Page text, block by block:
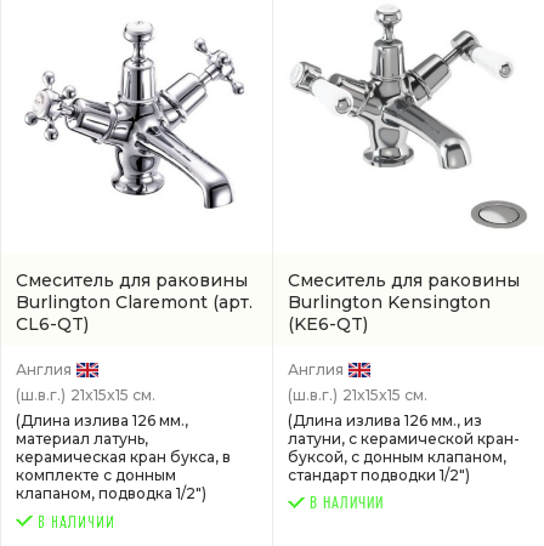
Смеситель для раковины
Burlington Claremont (арт.
CL6-QT)
Англия
(ш.в.г.) 21x15x15 см.
(Длина излива 126 мм.,
материал латунь,
керамическая кран букса, в
комплекте с донным
клапаном, подводка 1/2")
Смеситель для раковины
Burlington Kensington
(KE6-QT)
Англия
(ш.в.г.) 21x15x15 см.
(Длина излива 126 мм., из
латуни, с керамической кран-
буксой, с донным клапаном,
стандарт подводки 1/2")
В НАЛИЧИИ